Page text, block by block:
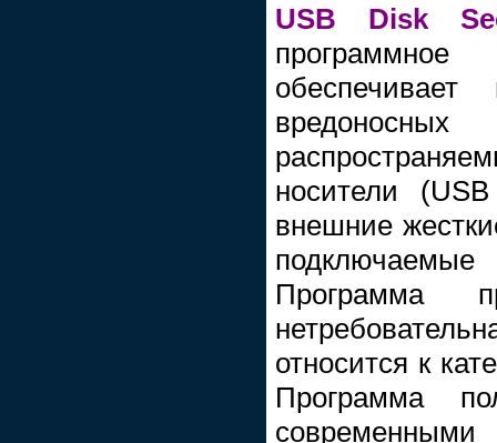
USB Disk
программное
носители
внешние
Программа
относится к
Программа